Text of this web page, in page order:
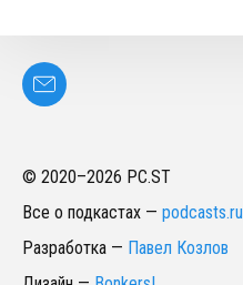
© 2020–2026 PC.ST
Все о подкастах — podcasts.ru
Разработка — Павел Козлов